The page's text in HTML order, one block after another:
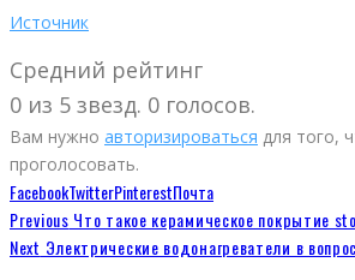
Источник
Средний рейтинг
0 из 5 звезд. 0 голосов.
Вам нужно авторизироваться для того,
проголосовать.
FacebookTwitterPinterestПочта
Previous Что такое керамическое покрытие
Next Электрические водонагреватели в